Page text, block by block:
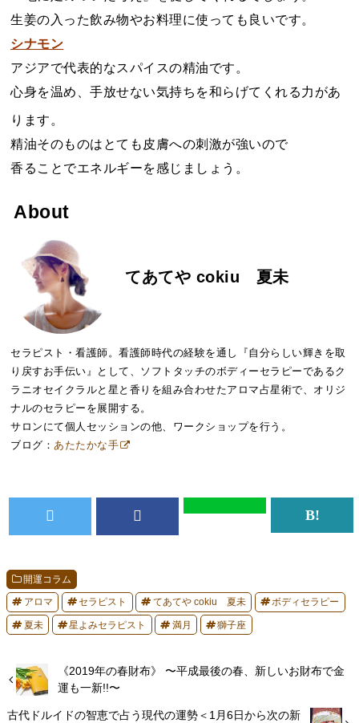
生姜の入った飲み物やお料理に使っても良いです。
シナモン
アジアで代表的なスパイスの精油です。
心身を温め、手放せない気持ちを和らげてくれる力があ
ります。
精油そのものはとても皮膚への刺激が強いので
香ることでエネルギーを感じましょう。
About
てあてや cokiu 夏未
セラピスト・看護師。看護師時代の経験を通し『自分らしい輝きを取
り戻すお手伝い』として、ソフトタッチのボディーセラピーであるク
ラニオセイクラルと星と香りを組み合わせたアロマ占星術で、オリジ
ナルのセラピーを展開する。
サロンにて個人セッションの他、ワークショップを行う。
ブログ： あたたかな手
開運コラム
アロマ セラピスト てあてや cokiu 夏未 ボディセラピー
夏未 星よみセラピスト 満月 獅子座
《2019年の春財布》 〜平成最後の春、新しいお財布で金
運も一新!!〜
古代ドルイドの智恵で占う現代の運勢＜1月6日から次の新